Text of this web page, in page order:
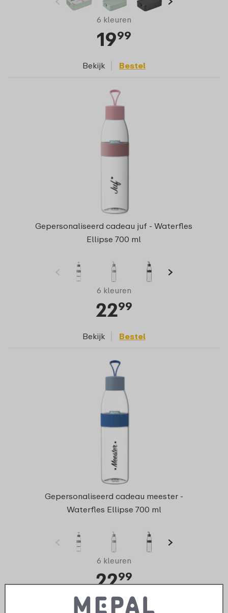
6 kleuren
1999
Bekijk Bestel
Gepersonaliseerd cadeau juf - Waterfles
Ellipse 700 ml
6 kleuren
2299
Bekijk Bestel
Gepersonaliseerd cadeau meester -
Waterfles Ellipse 700 ml
6 kleuren
2299
Bekijk Bestel